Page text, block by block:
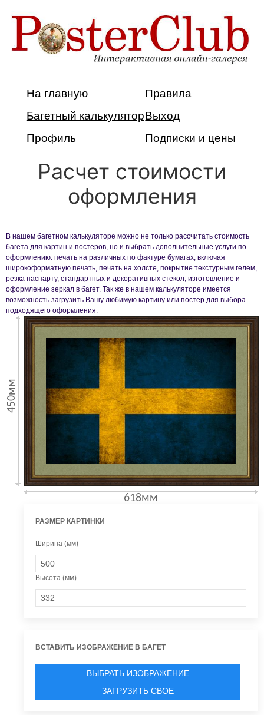
На главную
Правила
Багетный калькуляторВыход
Профиль
Подписки и цены
Расчет стоимости
оформления
В нашем багетном калькуляторе можно не только рассчитать стоимость
багета для картин и постеров, но и выбрать дополнительные услуги по
оформлению: печать на различных по фактуре бумагах, включая
широкоформатную печать, печать на холсте, покрытие текстурным гелем,
резка паспарту, стандартных и декоративных стекол, изготовление и
оформление зеркал в багет. Так же в нашем калькуляторе имеется
возможность загрузить Вашу любимую картину или постер для выбора
подходящего оформления.
450мм
618мм
РАЗМЕР КАРТИНКИ
Ширина (мм)
Высота (мм)
ВСТАВИТЬ ИЗОБРАЖЕНИЕ В БАГЕТ
ВЫБРАТЬ ИЗОБРАЖЕНИЕ
ЗАГРУЗИТЬ СВОЕ